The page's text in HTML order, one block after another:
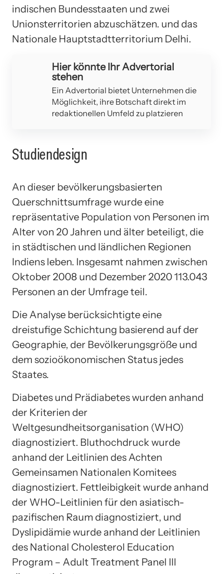
indischen Bundesstaaten und zwei
Unionsterritorien abzuschätzen. und das
Nationale Hauptstadtterritorium Delhi.
Hier könnte Ihr Advertorial
stehen
Ein Advertorial bietet Unternehmen die
Möglichkeit, ihre Botschaft direkt im
redaktionellen Umfeld zu platzieren
Studiendesign
An dieser bevölkerungsbasierten
Querschnittsumfrage wurde eine
repräsentative Population von Personen im
Alter von 20 Jahren und älter beteiligt, die
in städtischen und ländlichen Regionen
Indiens leben. Insgesamt nahmen zwischen
Oktober 2008 und Dezember 2020 113.043
Personen an der Umfrage teil.
Die Analyse berücksichtigte eine
dreistufige Schichtung basierend auf der
Geographie, der Bevölkerungsgröße und
dem sozioökonomischen Status jedes
Staates.
Diabetes und Prädiabetes wurden anhand
der Kriterien der
Weltgesundheitsorganisation (WHO)
diagnostiziert. Bluthochdruck wurde
anhand der Leitlinien des Achten
Gemeinsamen Nationalen Komitees
diagnostiziert. Fettleibigkeit wurde anhand
der WHO-Leitlinien für den asiatisch-
pazifischen Raum diagnostiziert, und
Dyslipidämie wurde anhand der Leitlinien
des National Cholesterol Education
Program – Adult Treatment Panel III